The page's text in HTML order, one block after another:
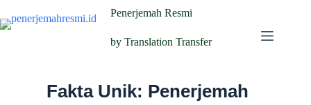
Penerjemah Resmi
by Translation Transfer
Fakta Unik: Penerjemah